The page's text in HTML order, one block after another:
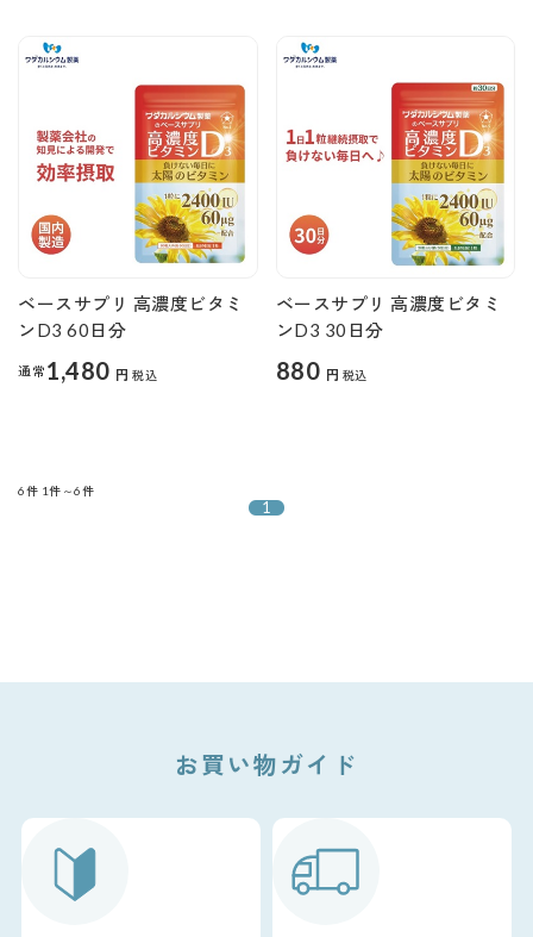
ベースサプリ 高濃度ビタミ
ンD3 60日分
通常 1,480 円 税込
ベースサプリ 高濃度ビタミ
ンD3 30日分
880 円 税込
6件 1件～6件
1
お買い物ガイド